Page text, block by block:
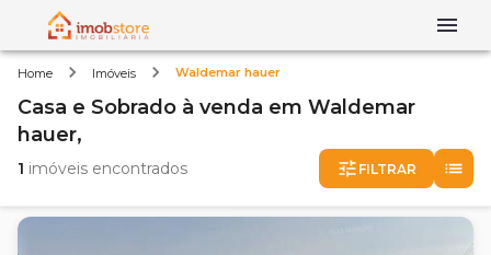
Home Imóveis Waldemar hauer
Casa e Sobrado à venda em Waldemar
hauer,
1 imóveis encontrados FILTRAR